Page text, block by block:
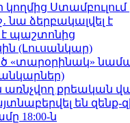
Ստամբուլում
նա ձերբակալվել է
է պաշտոնից
(Լուսանկար)
«տարօրինակ»
առնչվող քրեական
են
18:00-ն